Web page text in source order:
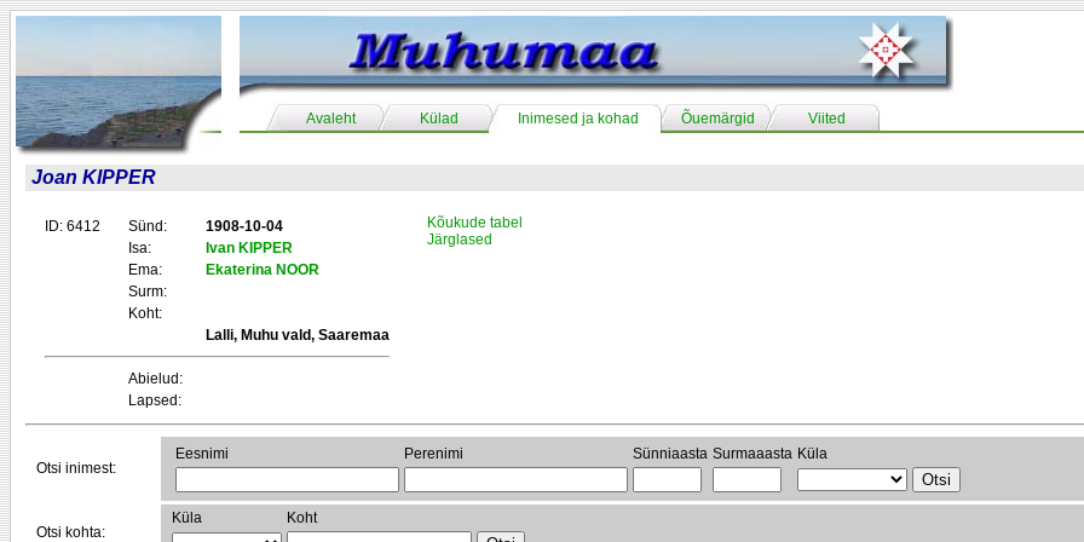
Avaleht Külad Inimesed ja kohad Õuemärgid Viited
Joan KIPPER
ID: 6412 Sünd:
1908-10-04
Isa:
Ivan KIPPER
Ema:
Ekaterina NOOR
Surm:
Koht:
Lalli, Muhu vald, Saaremaa
Abielud:
Lapsed:
Kõukude tabel
Järglased
Otsi inimest:
Eesnimi Perenimi Sünniaasta Surmaaasta Küla
Otsi kohta:
Küla Koht